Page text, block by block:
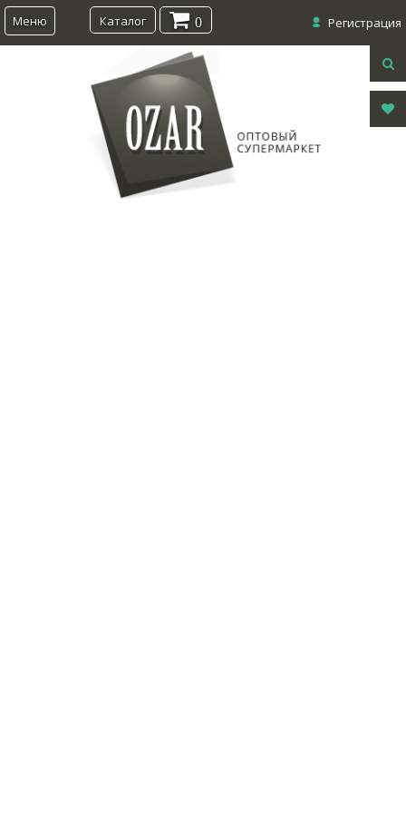
Меню Регистрация
Каталог 0